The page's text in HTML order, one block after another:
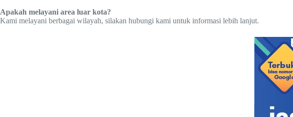
Apakah melayani area luar kota?
Kami melayani berbagai wilayah, silakan hubungi kami untuk informasi lebih lanjut.